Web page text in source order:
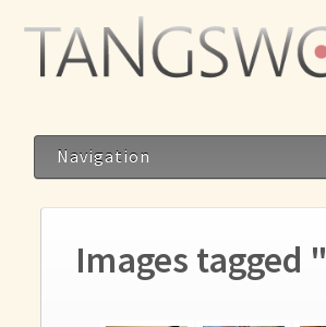
Navigation
Images tagged